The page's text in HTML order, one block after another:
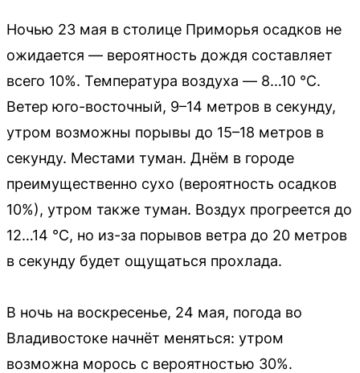
Ночью 23 мая в столице Приморья осадков не
ожидается — вероятность дождя составляет
всего 10%. Температура воздуха — 8…10 °C.
Ветер юго-восточный, 9–14 метров в секунду,
утром возможны порывы до 15–18 метров в
секунду. Местами туман. Днём в городе
преимущественно сухо (вероятность осадков
10%), утром также туман. Воздух прогреется до
12…14 °C, но из-за порывов ветра до 20 метров
в секунду будет ощущаться прохлада.
В ночь на воскресенье, 24 мая, погода во
Владивостоке начнёт меняться: утром
возможна морось с вероятностью 30%.